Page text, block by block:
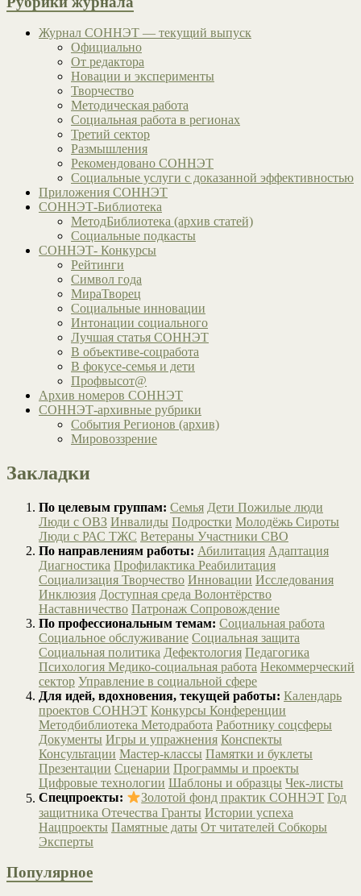
Журнал СОННЭТ — текущий выпуск
Официально
От редактора
Новации и эксперименты
Творчество
Методическая работа
Социальная работа в регионах
Третий сектор
Размышления
Рекомендовано СОННЭТ
Социальные услуги с доказанной эффективностью
Приложения СОННЭТ
СОННЭТ-Библиотека
МетодБиблиотека (архив статей)
Социальные подкасты
СОННЭТ- Конкурсы
Рейтинги
Символ года
МираТворец
Социальные инновации
Интонации социального
Лучшая статья СОННЭТ
В объективе-соцработа
В фокусе-семья и дети
Профвысот@
Архив номеров СОННЭТ
СОННЭТ-архивные рубрики
События Регионов (архив)
Мировоззрение
Закладки
По целевым группам: Семья Дети Пожилые люди
Люди с ОВЗ Инвалиды Подростки Молодёжь Сироты
Люди с РАС ТЖС Ветераны Участники СВО
По направлениям работы: Абилитация Адаптация
Диагностика Профилактика Реабилитация
Социализация Творчество Инновации Исследования
Инклюзия Доступная среда Волонтёрство
Наставничество Патронаж Сопровождение
По профессиональным темам: Социальная работа
Социальное обслуживание Социальная защита
Социальная политика Дефектология Педагогика
Психология Медико-социальная работа Некоммерческий
сектор Управление в социальной сфере
Для идей, вдохновения, текущей работы: Календарь
проектов СОННЭТ Конкурсы Конференции
Методбиблиотека Методработа Работнику соцсферы
Документы Игры и упражнения Конспекты
Консультации Мастер-классы Памятки и буклеты
Презентации Сценарии Программы и проекты
Цифровые технологии Шаблоны и образцы Чек-листы
Спецпроекты:
Золотой фонд практик СОННЭТ Год
защитника Отечества Гранты Истории успеха
Нацпроекты Памятные даты От читателей Собкоры
Эксперты
Популярное